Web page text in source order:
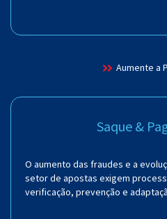
Aumente a
Saque &
O aumento das fraudes e a
setor de apostas exigem
verificação, prevenção e